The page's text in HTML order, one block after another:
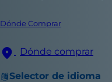
Dónde Comprar
Dónde comprar
Selector de idioma